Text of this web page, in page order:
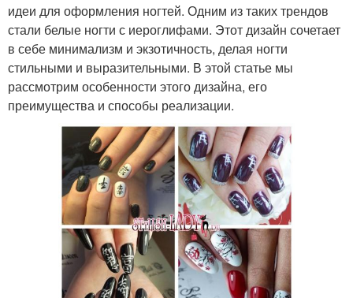
идеи для оформления ногтей. Одним из таких трендов
стали белые ногти с иероглифами. Этот дизайн сочетает
в себе минимализм и экзотичность, делая ногти
стильными и выразительными. В этой статье мы
рассмотрим особенности этого дизайна, его
преимущества и способы реализации.